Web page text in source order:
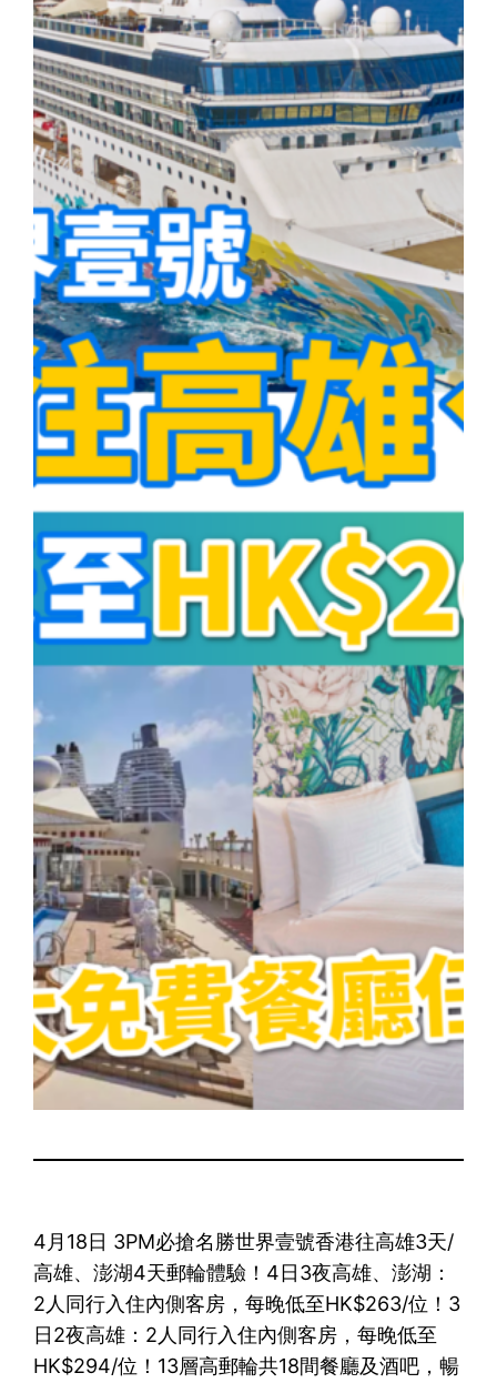
4月18日 3PM必搶名勝世界壹號香港往高雄3天/
高雄、澎湖4天郵輪體驗！4日3夜高雄、澎湖：
2人同行入住內側客房，每晚低至HK$263/位！3
日2夜高雄：2人同行入住內側客房，每晚低至
HK$294/位！13層高郵輪共18間餐廳及酒吧，暢